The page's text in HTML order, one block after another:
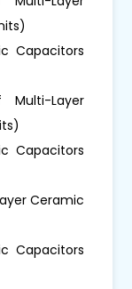
Capacitors
Layer
Capacitors
Ceramic
Capacitors